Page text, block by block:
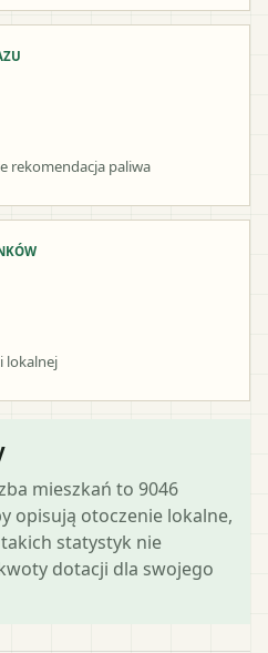
rekomendacja paliwa
lokalnej
mieszkań to 9046
opisują otoczenie lokalne,
statystyk nie
dotacji dla swojego